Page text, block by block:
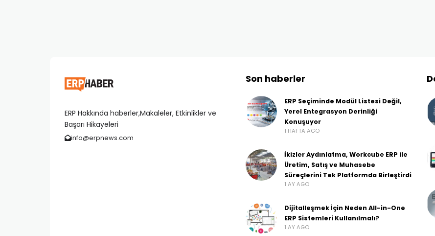
ERP Hakkında haberler,Makaleler, Etkinlikler ve
Başarı Hikayeleri
info@erpnews.com
Son haberler
ERP Seçiminde Modül Listesi Değil,
Yerel Entegrasyon Derinliği
Konuşuyor
1 HAFTA AGO
İkizler Aydınlatma, Workcube ERP ile
Üretim, Satış ve Muhasebe
Süreçlerini Tek Platformda Birleştirdi
1 AY AGO
Dijitalleşmek İçin Neden All-in-One
ERP Sistemleri Kullanılmalı?
1 AY AGO